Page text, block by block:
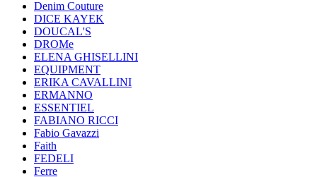
Denim Couture
DICE KAYEK
DOUCAL'S
DROMe
ELENA GHISELLINI
EQUIPMENT
ERIKA CAVALLINI
ERMANNO
ESSENTIEL
FABIANO RICCI
Fabio Gavazzi
Faith
FEDELI
Ferre